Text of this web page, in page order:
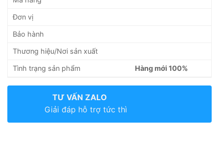
Đơn vị
Bảo hành
Thương hiệu/Nơi sản xuất
Tình trạng sản phẩm Hàng mới 100%
TƯ VẤN ZALO
Giải đáp hỗ trợ tức thì